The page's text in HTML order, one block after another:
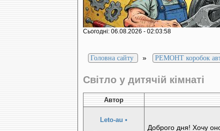
Сьогодні: 06.08.2026 - 02:03:58
Головна сайту » РЕМОНТ коробок
Світло у дитячій кімнаті
Автор
Leto-au •
Доброго дня! Хочу